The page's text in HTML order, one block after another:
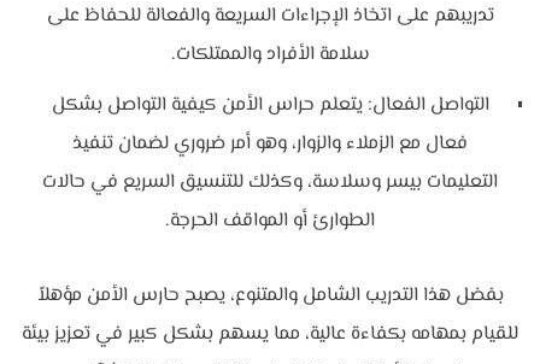
تدريبهم على اتخاذ الإجراءات السريعة والفعالة للحفاظ على
سلامة الأفراد والممتلكات.
التواصل الفعال: يتعلم حراس الأمن كيفية التواصل بشكل
فعال مع الزملاء والزوار، وهو أمر ضروري لضمان تنفيذ
التعليمات بيسر وسلاسة، وكذلك للتنسيق السريع في حالات
الطوارئ أو المواقف الحرجة.
بفضل هذا التدريب الشامل والمتنوع، يصبح حارس الأمن مؤهلاً
للقيام بمهامه بكفاءة عالية، مما يسهم بشكل كبير في تعزيز بيئة